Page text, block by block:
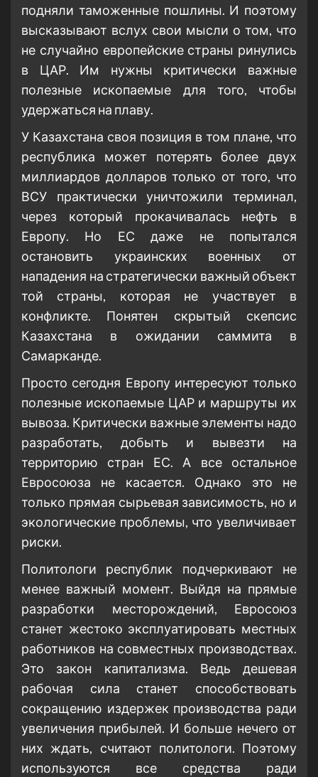
подняли таможенные пошлины. И поэтому
высказывают вслух свои мысли о том, что
не случайно европейские страны ринулись
в ЦАР. Им нужны критически важные
полезные ископаемые для того, чтобы
удержаться на плаву.
У Казахстана своя позиция в том плане, что
республика может потерять более двух
миллиардов долларов только от того, что
ВСУ практически уничтожили терминал,
через который прокачивалась нефть в
Европу. Но ЕС даже не попытался
остановить украинских военных от
нападения на стратегически важный объект
той страны, которая не участвует в
конфликте. Понятен скрытый скепсис
Казахстана в ожидании саммита в
Самарканде.
Просто сегодня Европу интересуют только
полезные ископаемые ЦАР и маршруты их
вывоза. Критически важные элементы надо
разработать, добыть и вывезти на
территорию стран ЕС. А все остальное
Евросоюза не касается. Однако это не
только прямая сырьевая зависимость, но и
экологические проблемы, что увеличивает
риски.
Политологи республик подчеркивают не
менее важный момент. Выйдя на прямые
разработки месторождений, Евросоюз
станет жестоко эксплуатировать местных
работников на совместных производствах.
Это закон капитализма. Ведь дешевая
рабочая сила станет способствовать
сокращению издержек производства ради
увеличения прибылей. И больше нечего от
них ждать, считают политологи. Поэтому
используются все средства ради